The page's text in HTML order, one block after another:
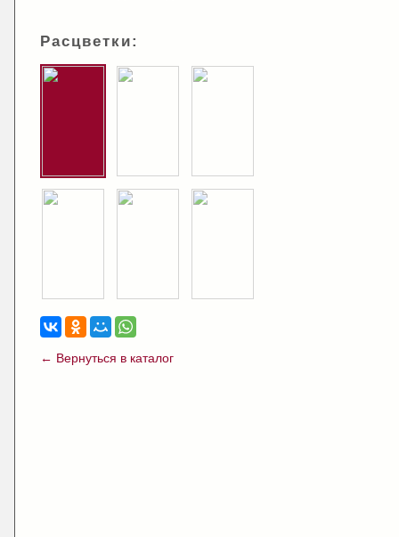
Расцветки:
← Вернуться в каталог